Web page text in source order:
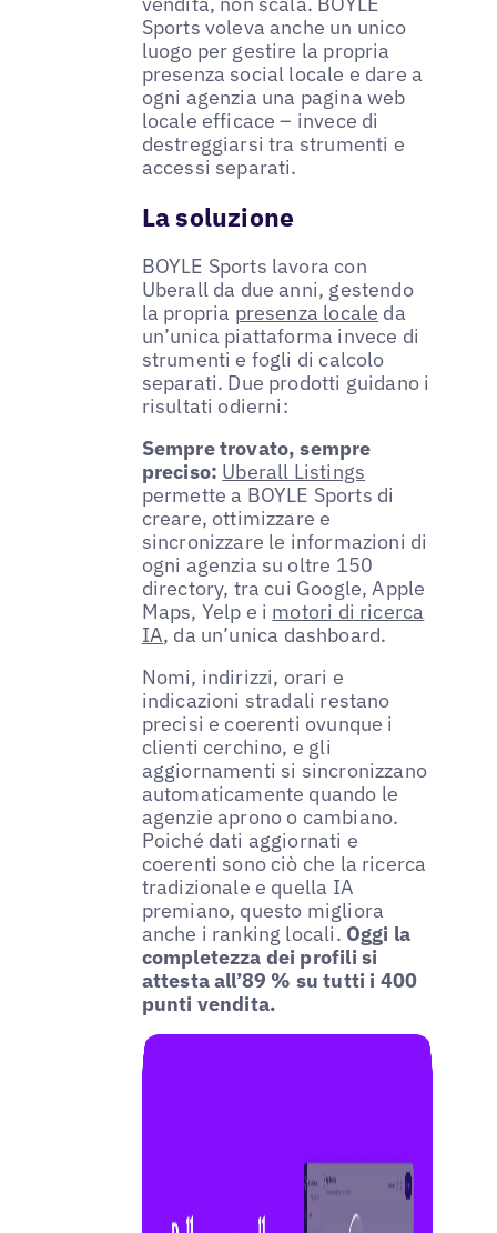
Sports voleva anche un unico
luogo per gestire la propria
presenza social locale e dare a
ogni agenzia una pagina web
locale efficace – invece di
destreggiarsi tra strumenti e
accessi separati.
La soluzione
BOYLE Sports lavora con
Uberall da due anni, gestendo
la propria presenza locale da
un’unica piattaforma invece di
strumenti e fogli di calcolo
separati. Due prodotti guidano i
risultati odierni:
Sempre trovato, sempre
preciso: Uberall Listings
permette a BOYLE Sports di
creare, ottimizzare e
sincronizzare le informazioni di
ogni agenzia su oltre 150
directory, tra cui Google, Apple
Maps, Yelp e i motori di ricerca
IA, da un’unica dashboard.
Nomi, indirizzi, orari e
indicazioni stradali restano
precisi e coerenti ovunque i
clienti cerchino, e gli
aggiornamenti si sincronizzano
automaticamente quando le
agenzie aprono o cambiano.
Poiché dati aggiornati e
coerenti sono ciò che la ricerca
tradizionale e quella IA
premiano, questo migliora
anche i ranking locali. Oggi la
completezza dei profili si
attesta all’89 % su tutti i 400
punti vendita.